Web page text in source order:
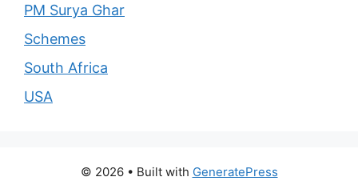
PM Surya Ghar
Schemes
South Africa
USA
© 2026 • Built with GeneratePress